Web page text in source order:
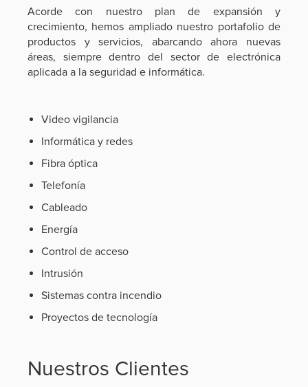
Acorde con nuestro plan de expansión y
crecimiento, hemos ampliado nuestro portafolio de
productos y servicios, abarcando ahora nuevas
áreas, siempre dentro del sector de electrónica
aplicada a la seguridad e informática.
Video vigilancia
Informática y redes
Fibra óptica
Telefonía
Cableado
Energía
Control de acceso
Intrusión
Sistemas contra incendio
Proyectos de tecnología
Nuestros Clientes